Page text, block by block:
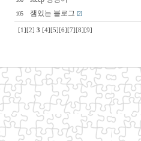
105 잼있는 블로그 [2]
[1] [2] 3 [4] [5] [6] [7] [8] [9]